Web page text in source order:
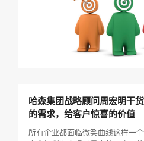
哈森集团战略顾问周宏明干
的需求，给客户惊喜的价值
所有企业都面临微笑曲线这样一